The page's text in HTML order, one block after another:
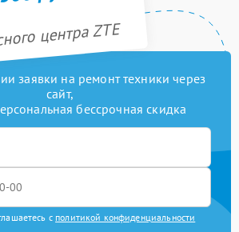
центра ZTE
заявки на ремонт техники через
сайт,
бессрочная скидка
с политикой конфиденциальности